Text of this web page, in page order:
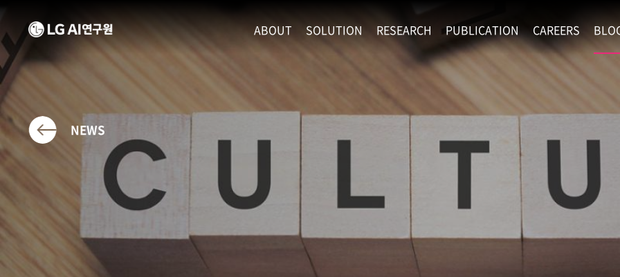
ABOUT
ETHICS PRINCIPLES
SOLUTION RESEARCH
SUPERINTELLIGENCE
LANGUAGE
PHYSICAL INTELLIGENCE
ADVANCED AGENT
PUBLICATION CAREERS
RECRUIT
NEWS